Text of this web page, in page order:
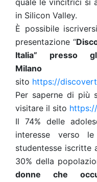
quale le vincitrici si
in Silicon Valley.
È possibile
presentazione “
Italia” presso
Milano
sito https://
Per saperne di più
visitare il sito
Il 74% delle
interesse verso
studentesse iscritte
30% della
donne che